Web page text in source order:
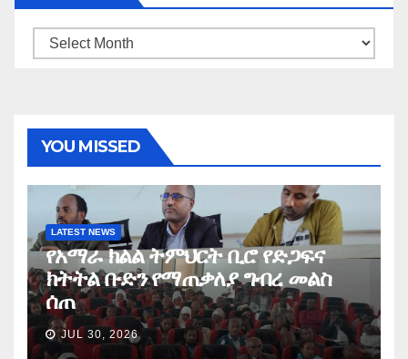
Archives
YOU MISSED
LATEST NEWS
የአማራ ክልል ትምህርት ቢሮ የድጋፍና
ክትትል ቡድን የማጠቃለያ ግብረ መልስ
ሰጠ
JUL 30, 2026